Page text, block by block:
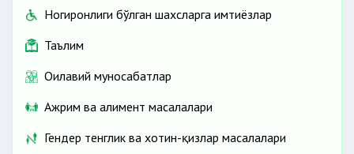
Ногиронлиги бўлган шахсларга имтиёзлар
Таълим
Оилавий муносабатлар
Ажрим ва алимент масалалари
Гендер тенглик ва хотин-қизлар масалалари